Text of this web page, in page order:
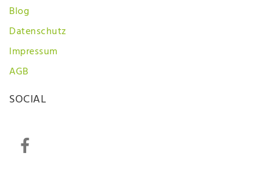
Blog
Datenschutz
Impressum
AGB
SOCIAL